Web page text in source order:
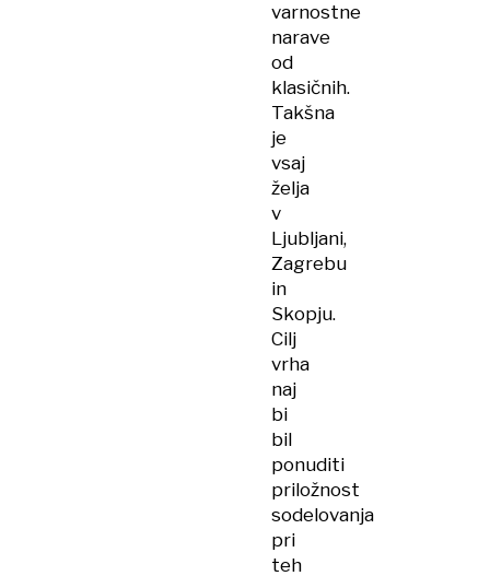
varnostne
narave
od
klasičnih.
Takšna
je
vsaj
želja
v
Ljubljani,
Zagrebu
in
Skopju.
Cilj
vrha
naj
bi
bil
ponuditi
priložnost
sodelovanja
pri
teh